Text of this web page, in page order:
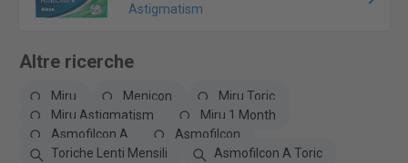
Astigmatism
Altre ricerche
Miru Menicon
Miru Toric
Miru Astigmatism
Miru 1 Month
Asmofilcon A
Asmofilcon
Toriche Lenti Mensili
Asmofilcon A Toric